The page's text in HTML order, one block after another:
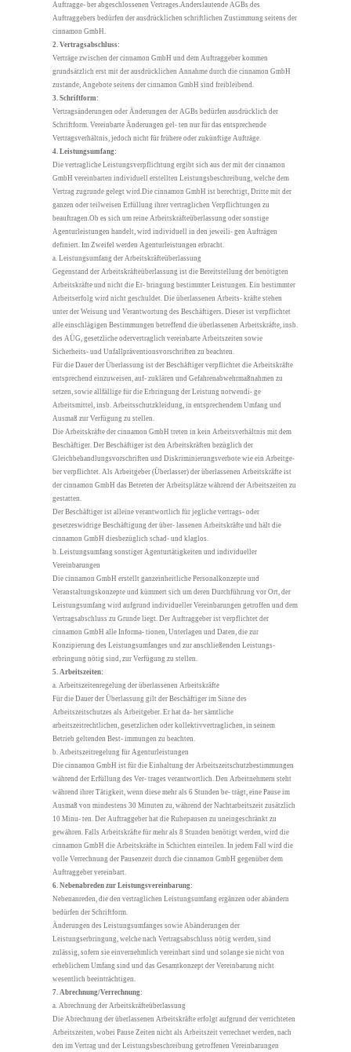
Auftragge- ber abgeschlossenen Vertrages.Anderslautende AGBs des
Auftraggebers bedürfen der ausdrücklichen schriftlichen Zustimmung seitens der
cinnamon GmbH.
2. Vertragsabschluss:
Verträge zwischen der cinnamon GmbH und dem Auftraggeber kommen
grundsätzlich erst mit der ausdrücklichen Annahme durch die cinnamon GmbH
zustande, Angebote seitens der cinnamon GmbH sind freibleibend.
3. Schriftform:
Vertragsänderungen oder Änderungen der AGBs bedürfen ausdrücklich der
Schriftform. Vereinbarte Änderungen gel- ten nur für das entsprechende
Vertragsverhältnis, jedoch nicht für frühere oder zukünftige Aufträge.
4. Leistungsumfang:
Die vertragliche Leistungsverpflichtung ergibt sich aus der mit der cinnamon
GmbH vereinbarten individuell erstellten Leistungsbeschreibung, welche dem
Vertrag zugrunde gelegt wird.Die cinnamon GmbH ist berechtigt, Dritte mit der
ganzen oder teilweisen Erfüllung ihrer vertraglichen Verpflichtungen zu
beauftragen.Ob es sich um reine Arbeitskräfteüberlassung oder sonstige
Agenturleistungen handelt, wird individuell in den jeweili- gen Aufträgen
definiert. Im Zweifel werden Agenturleistungen erbracht.
a. Leistungsumfang der Arbeitskräfteüberlassung
Gegenstand der Arbeitskräfteüberlassung ist die Bereitstellung der benötigten
Arbeitskräfte und nicht die Er- bringung bestimmter Leistungen. Ein bestimmter
Arbeitserfolg wird nicht geschuldet. Die überlassenen Arbeits- kräfte stehen
unter der Weisung und Verantwortung des Beschäftigers. Dieser ist verpflichtet
alle einschlägigen Bestimmungen betreffend die überlassenen Arbeitskräfte, insb.
des AÜG, gesetzliche odervertraglich vereinbarte Arbeitszeiten sowie
Sicherheits- und Unfallpräventionsvorschriften zu beachten.
Für die Dauer der Überlassung ist der Beschäftiger verpflichtet die Arbeitskräfte
entsprechend einzuweisen, auf- zuklären und Gefahrenabwehrmaßnahmen zu
setzen, sowie allfällige für die Erbringung der Leistung notwendi- ge
Arbeitsmittel, insb. Arbeitsschutzkleidung, in entsprechendem Umfang und
Ausmaß zur Verfügung zu stellen.
Die Arbeitskräfte der cinnamon GmbH treten in kein Arbeitsverhältnis mit dem
Beschäftiger. Der Beschäftiger ist den Arbeitskräften bezüglich der
Gleichbehandlungsvorschriften und Diskriminierungsverbote wie ein Arbeitge-
ber verpflichtet. Als Arbeitgeber (Überlasser) der überlassenen Arbeitskräfte ist
der cinnamon GmbH das Betreten der Arbeitsplätze während der Arbeitszeiten zu
gestatten.
Der Beschäftiger ist alleine verantwortlich für jegliche vertrags- oder
gesetzeswidrige Beschäftigung der über- lassenen Arbeitskräfte und hält die
cinnamon GmbH diesbezüglich schad- und klaglos.
b. Leistungsumfang sonstiger Agenturtätigkeiten und individueller
Vereinbarungen
Die cinnamon GmbH erstellt ganzeinheitliche Personalkonzepte und
Veranstaltungskonzepte und kümmert sich um deren Durchführung vor Ort, der
Leistungsumfang wird aufgrund individueller Vereinbarungen getroffen und dem
Vertragsabschluss zu Grunde liegt. Der Auftraggeber ist verpflichtet der
cinnamon GmbH alle Informa- tionen, Unterlagen und Daten, die zur
Konzipierung des Leistungsumfanges und zur anschließenden Leistungs-
erbringung nötig sind, zur Verfügung zu stellen.
5. Arbeitszeiten:
a. Arbeitszeitenregelung der überlassenen Arbeitskräfte
Für die Dauer der Überlassung gilt der Beschäftiger im Sinne des
Arbeitszeitschutzes als Arbeitgeber. Er hat da- her sämtliche
arbeitszeitrechtlichen, gesetzlichen oder kollektivvertraglichen, in seinem
Betrieb geltenden Best- immungen zu beachten.
b. Arbeitszeitregelung für Agenturleistungen
Die cinnamon GmbH ist für die Einhaltung der Arbeitszeitschutzbestimmungen
während der Erfüllung des Ver- trages verantwortlich. Den Arbeitnehmern steht
während ihrer Tätigkeit, wenn diese mehr als 6 Stunden be- trägt, eine Pause im
Ausmaß von mindestens 30 Minuten zu, während der Nachtarbeitszeit zusätzlich
10 Minu- ten. Der Auftraggeber hat die Ruhepausen zu uneingeschränkt zu
gewähren. Falls Arbeitskräfte für mehr als 8 Stunden benötigt werden, wird die
cinnamon GmbH die Arbeitskräfte in Schichten einteilen. In jedem Fall wird die
volle Verrechnung der Pausenzeit durch die cinnamon GmbH gegenüber dem
Auftraggeber vereinbart.
6. Nebenabreden zur Leistungsvereinbarung:
Nebenanreden, die den vertraglichen Leistungsumfang ergänzen oder abändern
bedürfen der Schriftform.
Änderungen des Leistungsumfanges sowie Abänderungen der
Leistungserbringung, welche nach Vertragsabschluss nötig werden, sind
zulässig, sofern sie einvernehmlich vereinbart sind und solange sie nicht von
erheblichem Umfang sind und das Gesamtkonzept der Vereinbarung nicht
wesentlich beeinträchtigen.
7. Abrechnung/Verrechnung:
a. Abrechnung der Arbeitskräfteüberlassung
Die Abrechnung der überlassenen Arbeitskräfte erfolgt aufgrund der verrichteten
Arbeitszeiten, wobei Pause Zeiten nicht als Arbeitszeit verrechnet werden, nach
den im Vertrag und der Leistungsbeschreibung getroffenen Vereinbarungen